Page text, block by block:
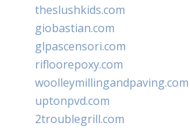
theslushkids.com
giobastian.com
glpascensori.com
rifloorepoxy.com
woolleymillingandpaving.com
uptonpvd.com
2troublegrill.com